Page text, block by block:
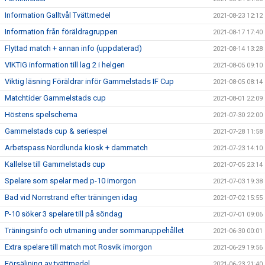
Information Galltvål Tvättmedel 2021-08-23 12:12
Information från föräldragruppen 2021-08-17 17:40
Flyttad match + annan info (uppdaterad) 2021-08-14 13:28
VIKTIG information till lag 2 i helgen 2021-08-05 09:10
Viktig läsning Föräldrar inför Gammelstads IF Cup 2021-08-05 08:14
Matchtider Gammelstads cup 2021-08-01 22:09
Höstens spelschema 2021-07-30 22:00
Gammelstads cup & seriespel 2021-07-28 11:58
Arbetspass Nordlunda kiosk + dammatch 2021-07-23 14:10
Kallelse till Gammelstads cup 2021-07-05 23:14
Spelare som spelar med p-10 imorgon 2021-07-03 19:38
Bad vid Norrstrand efter träningen idag 2021-07-02 15:55
P-10 söker 3 spelare till på söndag 2021-07-01 09:06
Träningsinfo och utmaning under sommaruppehållet 2021-06-30 00:01
Extra spelare till match mot Rosvik imorgon 2021-06-29 19:56